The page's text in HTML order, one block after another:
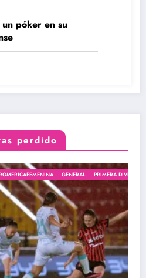
póker en su
perdido
PRIMERA DIVISIÓN